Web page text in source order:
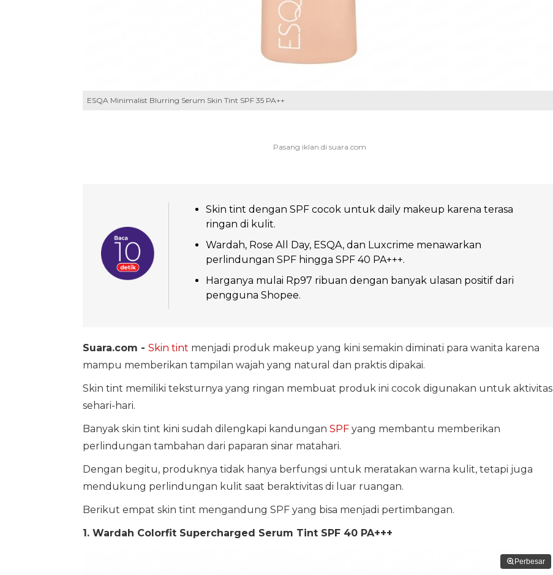
ESQA Minimalist Blurring Serum Skin Tint SPF 35 PA++
Skin tint dengan SPF cocok untuk daily makeup karena terasa
ringan di kulit.
Wardah, Rose All Day, ESQA, dan Luxcrime menawarkan
perlindungan SPF hingga SPF 40 PA+++.
Harganya mulai Rp97 ribuan dengan banyak ulasan positif dari
pengguna Shopee.
Suara.com - Skin tint menjadi produk makeup yang kini semakin diminati para wanita karena
mampu memberikan tampilan wajah yang natural dan praktis dipakai.
Skin tint memiliki teksturnya yang ringan membuat produk ini cocok digunakan untuk aktivitas
sehari-hari.
Banyak skin tint kini sudah dilengkapi kandungan SPFyang membantu memberikan
perlindungan tambahan dari paparan sinar matahari.
Dengan begitu, produknya tidak hanya berfungsi untuk meratakan warna kulit, tetapi juga
mendukung perlindungan kulit saat beraktivitas di luar ruangan.
Berikut empat skin tint mengandung SPF yang bisa menjadi pertimbangan.
1. Wardah Colorfit Supercharged Serum Tint SPF 40 PA+++
Perbesar